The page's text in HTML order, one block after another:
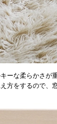
ーな柔らかさが
方をするので、